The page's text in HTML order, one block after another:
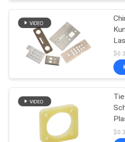
BITTE
ANGEBOT
SITEMAP
Cnc-Titan-